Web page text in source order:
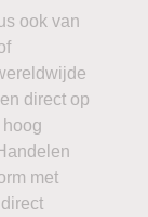
ook van
direct op
met